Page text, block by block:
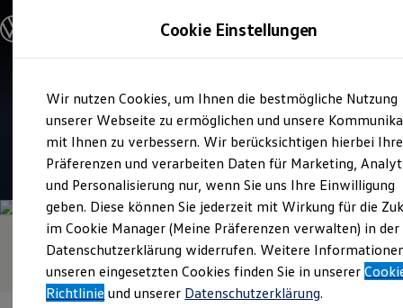
Hauptinhalt
springen
Footer
springen
Modelle und Konfigurator
Modelle vergleichen
Elektroautos
ENERGY Sondermodelle
Nutzfahrzeuge
SUV und CUV
Familienautos
Kombis
Kompaktwagen
Sportwagen
Schnell verfügbare Fahrzeuge
Angebote und Produkte
Aktuelle Angebote
E-Auto-Förderung
Volkswagen Marktplatz
Verkauf und Service
Autohaus Zyrull
4.7| 248 Bewertungen
Cookie Einstellungen
Wir nutzen Cookies, um Ihnen die bestmögliche Nutzung
unserer Webseite zu ermöglichen und unsere
mit Ihnen zu verbessern. Wir berücksichtigen hierbei Ihre
Präferenzen und verarbeiten Daten für Marketing,
und Personalisierung nur, wenn Sie uns Ihre Einwilligung
geben. Diese können Sie jederzeit mit Wirkung für die
im Cookie Manager (Meine Präferenzen verwalten) in der
Datenschutzerklärung widerrufen. Weitere
unseren eingesetzten Cookies finden Sie in unserer
Richtlinie und unserer Datenschutzerklärung.